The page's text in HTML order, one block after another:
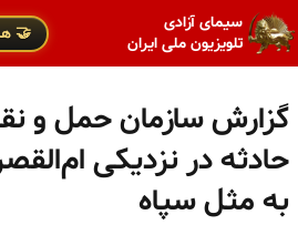
سیمای آزادی
تلویزیون ملی ایران
🤝
گزارش سازمان حمل و
حادثه در نزدیکی
به مثل سپاه